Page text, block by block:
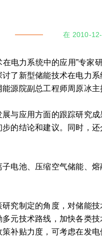
在 2010-
电力系统中的应用”专
了新型储能技术在电力
源院副总工程师周原冰主
应用方面的跟踪研究成
的结论和建议。同时，
池、压缩空气储能、熔
制定的角度，对储能技
元技术路线，加快各类
补贴力度，可考虑在发